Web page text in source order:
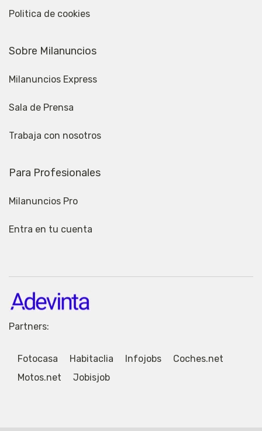
Politica de cookies
Sobre Milanuncios
Milanuncios Express
Sala de Prensa
Trabaja con nosotros
Para Profesionales
Milanuncios Pro
Entra en tu cuenta
Partners:
Fotocasa Habitaclia Infojobs
Coches.net
Motos.net
Jobisjob